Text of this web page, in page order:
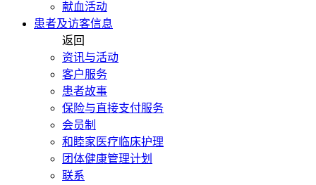
献血活动
患者及访客信息
返回
资讯与活动
客户服务
患者故事
保险与直接支付服务
会员制
和睦家医疗临床护理
团体健康管理计划
联系